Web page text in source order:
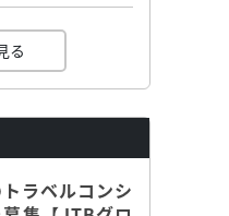
る
ラベルコンシ